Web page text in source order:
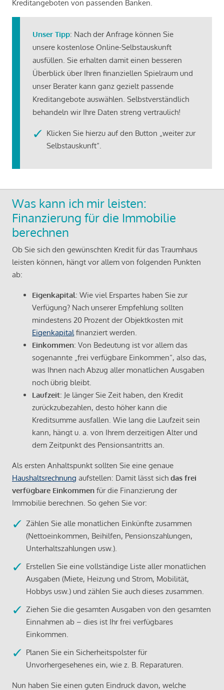
Kreditangeboten von passenden Banken.
Unser Tipp: Nach der Anfrage können Sie
unsere kostenlose Online-Selbstauskunft
ausfüllen. Sie erhalten damit einen besseren
Überblick über Ihren finanziellen Spielraum und
unser Berater kann ganz gezielt passende
Kreditangebote auswählen. Selbstverständlich
behandeln wir Ihre Daten streng vertraulich!
Klicken Sie hierzu auf den Button „weiter zur
Selbstauskunft“.
Was kann ich mir leisten:
Finanzierung für die Immobilie
berechnen
Ob Sie sich den gewünschten Kredit für das Traumhaus
leisten können, hängt vor allem von folgenden Punkten
ab:
Eigenkapital: Wie viel Erspartes haben Sie zur
Verfügung? Nach unserer Empfehlung sollten
mindestens 20 Prozent der Objektkosten mit
Eigenkapital finanziert werden.
Einkommen: Von Bedeutung ist vor allem das
sogenannte „frei verfügbare Einkommen“, also das,
was Ihnen nach Abzug aller monatlichen Ausgaben
noch übrig bleibt.
Laufzeit: Je länger Sie Zeit haben, den Kredit
zurückzubezahlen, desto höher kann die
Kreditsumme ausfallen. Wie lang die Laufzeit sein
kann, hängt u. a. von Ihrem derzeitigen Alter und
dem Zeitpunkt des Pensionsantritts an.
Als ersten Anhaltspunkt sollten Sie eine genaue
Haushaltsrechnung aufstellen: Damit lässt sich das frei
verfügbare Einkommen für die Finanzierung der
Immobilie berechnen. So gehen Sie vor:
Zählen Sie alle monatlichen Einkünfte zusammen
(Nettoeinkommen, Beihilfen, Pensionszahlungen,
Unterhaltszahlungen usw.).
Erstellen Sie eine vollständige Liste aller monatlichen
Ausgaben (Miete, Heizung und Strom, Mobilität,
Hobbys usw.) und zählen Sie auch dieses zusammen.
Ziehen Sie die gesamten Ausgaben von den gesamten
Einnahmen ab – dies ist Ihr frei verfügbares
Einkommen.
Planen Sie ein Sicherheitspolster für
Unvorhergesehenes ein, wie z. B. Reparaturen.
Nun haben Sie einen guten Eindruck davon, welche